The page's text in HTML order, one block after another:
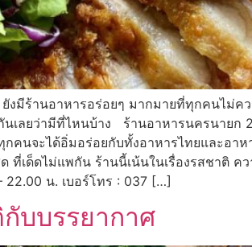
มีร้านอาหารอร่อยๆ มากมายที่ทุกคนไม่ค
นเลยว่ามีที่ไหนบ้าง ร้านอาหารนครนาย
จะได้อิ่มอร่อยกับทั้งอาหารไทยและอาห
เด็ดไม่แพกัน ร้านนี้เน้นในเรื่องรสชาติ ค
22.00 น. เบอร์โทร : 037 […]
บบรรยากาศ